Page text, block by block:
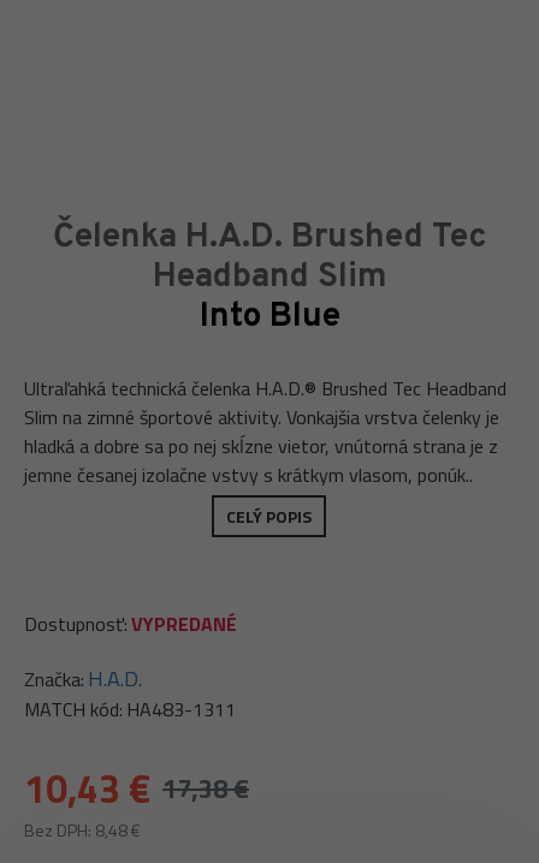
Čelenka H.A.D. Brushed Tec
Headband Slim
Into Blue
Ultraľahká technická čelenka H.A.D.® Brushed Tec Headband
Slim na zimné športové aktivity. Vonkajšia vrstva čelenky je
hladká a dobre sa po nej skĺzne vietor, vnútorná strana je z
jemne česanej izolačne vstvy s krátkym vlasom, ponúk..
CELÝ POPIS
10,43 € 17,38 €
Bez DPH: 8,48 €
Dostupnosť:VYPREDANÉ
Značka: H.A.D.
MATCH kód: HA483-1311